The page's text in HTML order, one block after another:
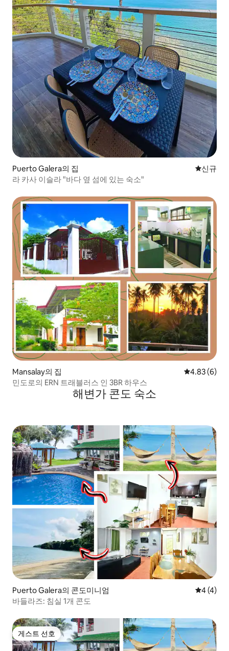
Puerto Galera의 집 신규 숙소
신규
라 카사 이슬라 "바다 옆 섬에 있는 숙소"
Mansalay의 집 평점 4.83점
4.83 (6)
민도로의 ERN 트래블러스 인 3BR 하우스
해변가 콘도 숙소
Puerto Galera의 콘도미니엄 평점 4점
4 (4)
바들라즈: 침실 1개 콘도
게스트 선호
게스트 선호